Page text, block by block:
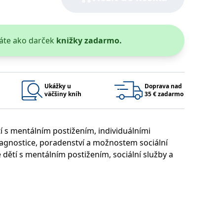
ako darček knižky zadarmo.
Ukážky u
väčšiny kníh
Doprava nad
35 € zadarmo
s mentálním postižením, individuálními
poradenství a možnostem sociální
s mentálním postižením, sociální služby a
možné podávat platné zprávy o používání jejich webových
k udržování proměnných relací uživatelů. Obvykle se
příkladem je udržování přihlášeného stavu uživatele mezi
které systém přijímá, a zajištění souladu a přizpůsobivosti
Google Privacy Policy